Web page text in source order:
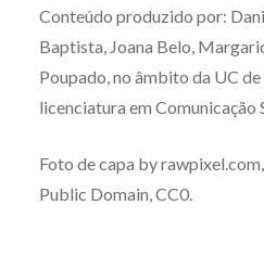
Jonathan, Flickr is licensed
Conteúdo produzido por:
Baptista, Joana Belo,
Poupado, no âmbito da UC
licenciatura em Comunicação
Foto de capa by
Public Domain, CC0.